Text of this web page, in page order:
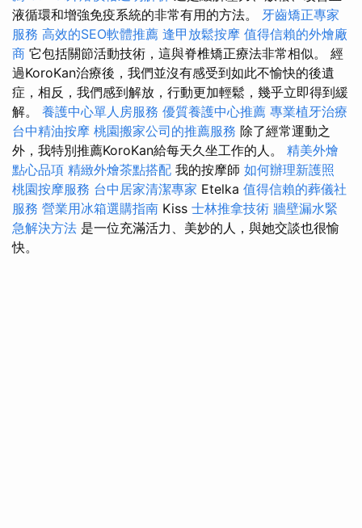
液循環和增強免疫系統的非常有用的方法。 牙齒矯正專家
服務 高效的SEO軟體推薦 逢甲放鬆按摩 值得信賴的外燴廠
商 它包括關節活動技術，這與脊椎矯正療法非常相似。 經
過KoroKan治療後，我們並沒有感受到如此不愉快的後遺
症，相反，我們感到解放，行動更加輕鬆，幾乎立即得到緩
解。 養護中心單人房服務 優質養護中心推薦 專業植牙治療
台中精油按摩 桃園搬家公司的推薦服務 除了經常運動之
外，我特別推薦KoroKan給每天久坐工作的人。 精美外燴
點心品項 精緻外燴茶點搭配 我的按摩師 如何辦理新護照
桃園按摩服務 台中居家清潔專家 Etelka 值得信賴的葬儀社
服務 營業用冰箱選購指南 Kiss 士林推拿技術 牆壁漏水緊
急解決方法 是一位充滿活力、美妙的人，與她交談也很愉
快。